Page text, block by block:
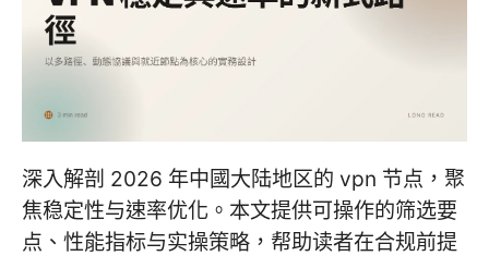
深入解剖 2026 年中國大陆地区的 vpn 节点，聚
焦稳定性与速率优化。本文提供可操作的筛选要
点、性能指标与实操策略，帮助读者在合规前提